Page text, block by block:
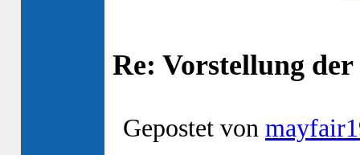
Re: Vorstellung
Gepostet von